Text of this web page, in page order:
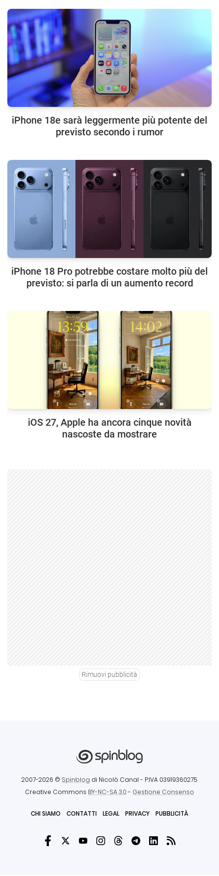
iPhone 18e sarà leggermente più potente del
previsto secondo i rumor
iPhone 18 Pro potrebbe costare molto più del
previsto: si parla di un aumento record
iOS 27, Apple ha ancora cinque novità
nascoste da mostrare
Rimuovi pubblicità
2007-2026 © Spinblog di Nicolò Canal - P.IVA 03919360275
Creative Commons BY-NC-SA 3.0- Gestione Consenso
CHI SIAMO CONTATTI LEGAL PRIVACY PUBBLICITÀ